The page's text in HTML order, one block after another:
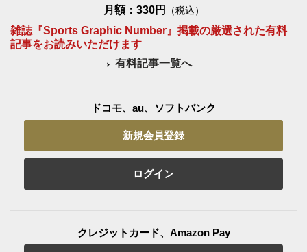
月額：330円 （税込）
雑誌『Sports Graphic Number』掲載の厳選された有料
記事をお読みいただけます
有料記事一覧へ
ドコモ、au、ソフトバンク
新規会員登録
ログイン
クレジットカード、Amazon Pay